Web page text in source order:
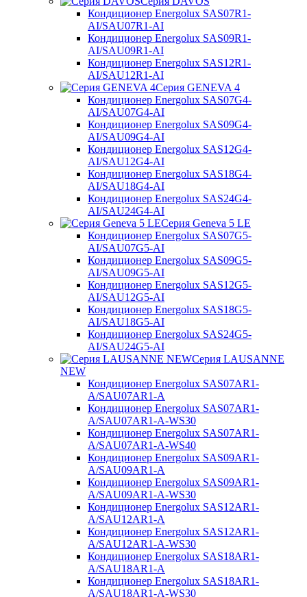
Кондиционер Energolux SAS07R1-
AI/SAU07R1-AI
Кондиционер Energolux SAS09R1-
AI/SAU09R1-AI
Кондиционер Energolux SAS12R1-
AI/SAU12R1-AI
Серия GENEVA 4
Кондиционер Energolux SAS07G4-
AI/SAU07G4-AI
Кондиционер Energolux SAS09G4-
AI/SAU09G4-AI
Кондиционер Energolux SAS12G4-
AI/SAU12G4-AI
Кондиционер Energolux SAS18G4-
AI/SAU18G4-AI
Кондиционер Energolux SAS24G4-
AI/SAU24G4-AI
Серия Geneva 5 LE
Кондиционер Energolux SAS07G5-
AI/SAU07G5-AI
Кондиционер Energolux SAS09G5-
AI/SAU09G5-AI
Кондиционер Energolux SAS12G5-
AI/SAU12G5-AI
Кондиционер Energolux SAS18G5-
AI/SAU18G5-AI
Кондиционер Energolux SAS24G5-
AI/SAU24G5-AI
Серия LAUSANNE
NEW
Кондиционер Energolux SAS07AR1-
A/SAU07AR1-A
Кондиционер Energolux SAS07AR1-
A/SAU07AR1-A-WS30
Кондиционер Energolux SAS07AR1-
A/SAU07AR1-A-WS40
Кондиционер Energolux SAS09AR1-
A/SAU09AR1-A
Кондиционер Energolux SAS09AR1-
A/SAU09AR1-A-WS30
Кондиционер Energolux SAS12AR1-
A/SAU12AR1-A
Кондиционер Energolux SAS12AR1-
A/SAU12AR1-A-WS30
Кондиционер Energolux SAS18AR1-
A/SAU18AR1-A
Кондиционер Energolux SAS18AR1-
A/SAU18AR1-A-WS30